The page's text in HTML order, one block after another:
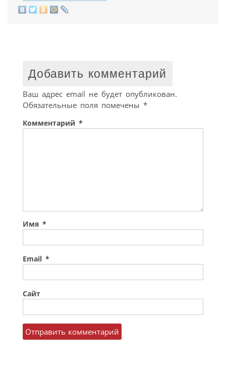
Добавить комментарий
Ваш адрес email не будет опубликован.
Обязательные поля помечены *
Комментарий *
Имя *
Email *
Сайт